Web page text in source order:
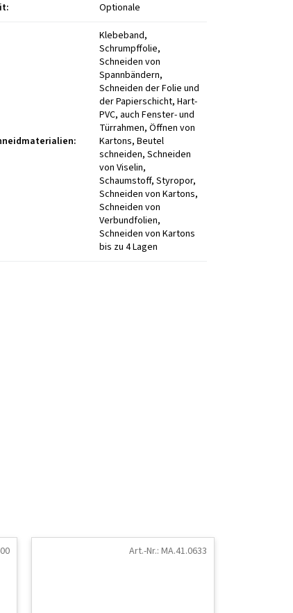
Art.-Nr.: MA.41.0633
: Optionale
:
Klebeband,
Schrumpffolie,
Schneiden von
Spannbändern,
Schneiden der Folie und
der Papierschicht, Hart-
PVC, auch Fenster- und
Türrahmen, Öffnen von
Kartons, Beutel
schneiden, Schneiden
von Viselin,
Schaumstoff, Styropor,
Schneiden von Kartons,
Schneiden von
Verbundfolien,
Schneiden von Kartons
bis zu 4 Lagen